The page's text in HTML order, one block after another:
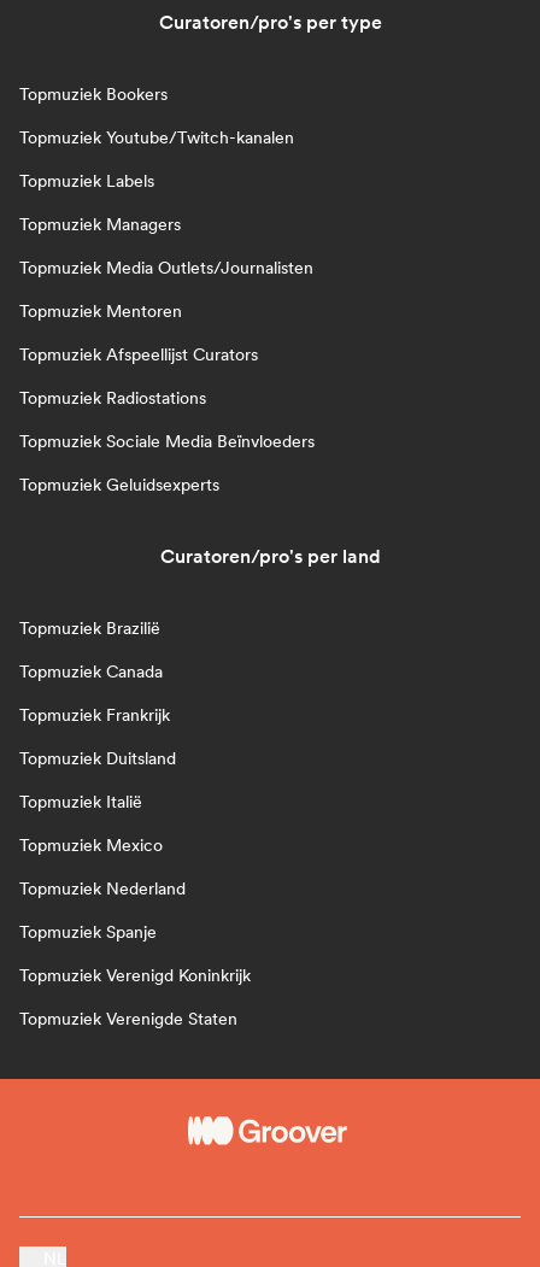
Curatoren/pro's per type
Topmuziek Bookers
Topmuziek Youtube/Twitch-kanalen
Topmuziek Labels
Topmuziek Managers
Topmuziek Media Outlets/Journalisten
Topmuziek Mentoren
Topmuziek Afspeellijst Curators
Topmuziek Radiostations
Topmuziek Sociale Media Beïnvloeders
Topmuziek Geluidsexperts
Curatoren/pro's per land
Topmuziek Brazilië
Topmuziek Canada
Topmuziek Frankrijk
Topmuziek Duitsland
Topmuziek Italië
Topmuziek Mexico
Topmuziek Nederland
Topmuziek Spanje
Topmuziek Verenigd Koninkrijk
Topmuziek Verenigde Staten